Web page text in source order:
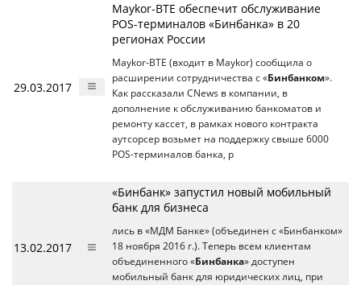
29.03.2017
Maykor-BTE обеспечит обслуживание
POS-терминалов «Бинбанка» в 20
регионах России
Maykor-BTE (входит в Maykor) сообщила о
расширении сотрудничества с «Бинбанком».
Как рассказали CNews в компании, в
дополнение к обслуживанию банкоматов и
ремонту кассет, в рамках нового контракта
аутсорсер возьмет на поддержку свыше 6000
POS-терминалов банка, р
13.02.2017
«Бинбанк» запустил новый мобильный
банк для бизнеса
лись в «МДМ Банке» (объединен с «Бинбанком»
18 ноября 2016 г.). Теперь всем клиентам
объединенного «Бинбанка» доступен
мобильный банк для юридических лиц, при